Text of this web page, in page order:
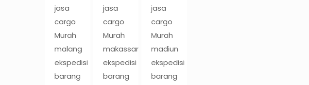
jasa
cargo
Murah
malang
ekspedisi
barang
jasa
cargo
Murah
makassar
ekspedisi
barang
jasa
cargo
Murah
madiun
ekspedisi
barang